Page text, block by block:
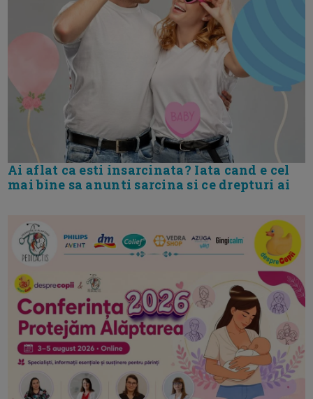
Ai aflat ca esti insarcinata? Iata cand e cel
mai bine sa anunti sarcina si ce drepturi ai